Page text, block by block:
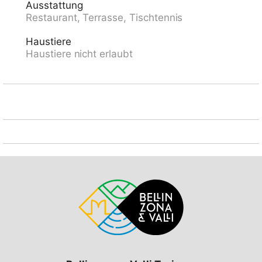
in weniger als 30 Minuten erreichbar. Ein
Tiefgaragenplatz ist inbegriffen. (Achtung
"Parcolago (Utoring)", umgeben von Bäumen. Im Ort, 1
km vom Zentrum, ruhige, sonnige Lage, 50 m vom
Wäschetrockner (zur Mitbenutzung, extra). Zufahrt bis
Haus. Einkaufsgeschäft 700 m, Restaurant 10 m,
Zentrum zu Fuss in 15 Minuten erreichbar,
"Caslano stazione" 950 m, Badesee "Lago di Lugano"
50 m, See Lago di Lugano. Golfplatz (18 Loch) 2 km,
Tennis 500 m, Minigolf 1.6 km, Wanderwege ab Haus
10 m. Nahe gelegene Sehenswürdigkeiten: Mercato di
Ponte Tresa (IT), Mercato di Luino (IT), Zoo, Magliaso,
Ausstattung
Restaurant, Terrasse, Tischtennis
Haustiere
Haustiere nicht erlaubt